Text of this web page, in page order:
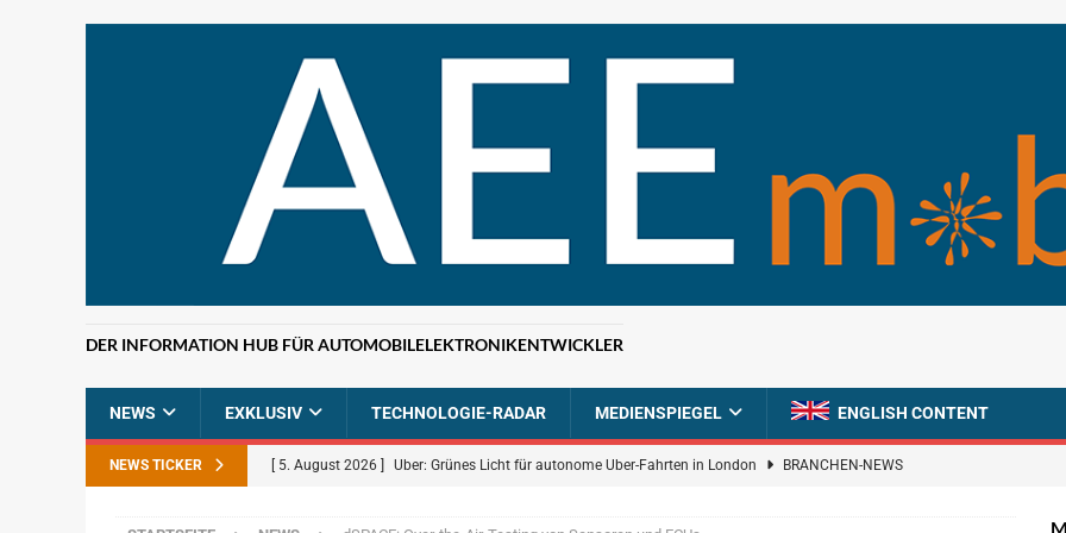
DER INFORMATION HUB FÜR AUTOMOBILELEKTRONIKENTWICKLER
NEWS EXKLUSIV TECHNOLOGIE-RADAR MEDIENSPIEGEL ENGLISH CONTENT
NEWS TICKER [ 5. August 2026 ] Uber: Grünes Licht für autonome Uber-Fahrten in London BRANCHEN-NEWS